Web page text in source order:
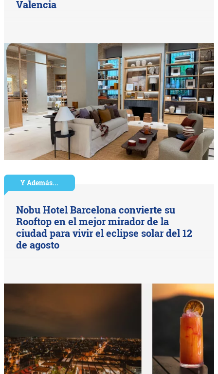
Valencia
Y Además...
Nobu Hotel Barcelona convierte su
Rooftop en el mejor mirador de la
ciudad para vivir el eclipse solar del 12
de agosto